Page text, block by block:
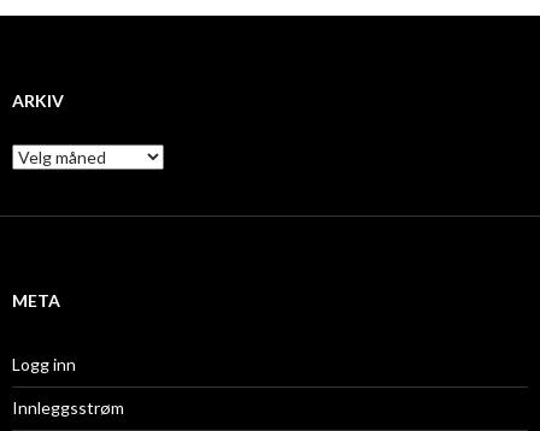
ARKIV
A
r
i
META
Logg inn
Innleggsstrøm